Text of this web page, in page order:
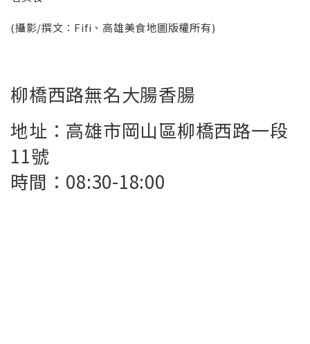
(攝影/撰文：Fifi、高雄美食地圖版權所有)
柳橋西路無名大腸香腸
地址：高雄市岡山區柳橋西路一段
11號
時間：08:30-18:00